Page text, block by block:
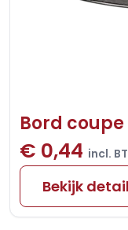
Bord
€ 0,44 incl.
Bekijk